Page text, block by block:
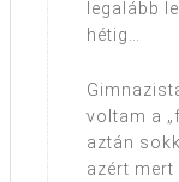
legalább
hétig…
voltam a
aztán
azért mert